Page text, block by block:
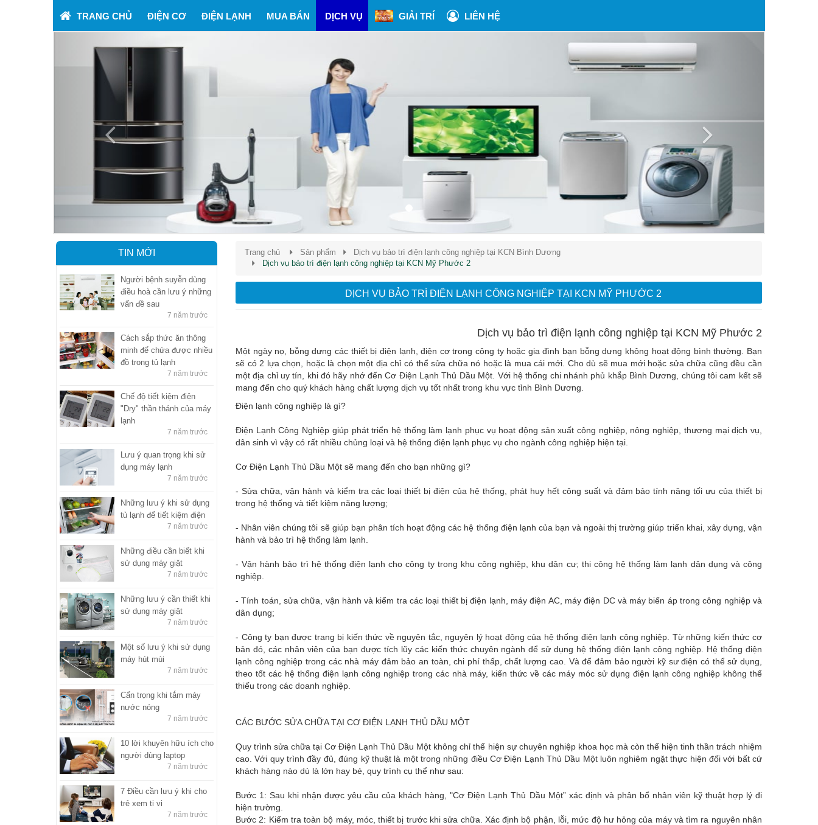
TRANG CHỦ ĐIỆN CƠ ĐIỆN LẠNH MUA BÁN DỊCH VỤ GIẢI TRÍ LIÊN HỆ
Trang chủ Sản phẩm
Dịch vụ bảo trì điện lạnh công nghiệp tại KCN Bình Dương
Dịch vụ bảo trì điện lạnh công nghiệp tại KCN Mỹ Phước 2
DỊCH VỤ BẢO TRÌ ĐIỆN LẠNH CÔNG NGHIỆP TẠI KCN MỸ PHƯỚC 2
Dịch vụ bảo trì điện lạnh công nghiệp tại KCN Mỹ Phước 2
Một ngày nọ, bỗng dưng các thiết bị điện lạnh, điện cơ trong công ty hoặc gia đình bạn bỗng dưng không hoạt động bình thường. Bạn
sẽ có 2 lựa chọn, hoặc là chọn một địa chỉ có thể sửa chữa nó hoặc là mua cái mới. Cho dù sẽ mua mới hoặc sửa chữa cũng đều cần
một địa chỉ uy tín, khi đó hãy nhớ đến Cơ Điện Lạnh Thủ Dầu Một. Với hệ thống chi nhánh phủ khắp Bình Dương, chúng tôi cam kết sẽ
mang đến cho quý khách hàng chất lượng dịch vụ tốt nhất trong khu vực tỉnh Bình Dương.
Điện lạnh công nghiệp là gì?
Điện Lạnh Công Nghiệp giúp phát triển hệ thống làm lạnh phục vụ hoạt động sản xuất công nghiệp, nông nghiệp, thương mại dịch vụ,
dân sinh vì vậy có rất nhiều chủng loại và hệ thống điện lạnh phục vụ cho ngành công nghiệp hiện tại.
Cơ Điện Lạnh Thủ Dầu Một sẽ mang đến cho bạn những gì?
- Sửa chữa, vận hành và kiểm tra các loại thiết bị điện của hệ thống, phát huy hết công suất và đảm bảo tính năng tối ưu của thiết bị
trong hệ thống và tiết kiệm năng lượng;
- Nhân viên chúng tôi sẽ giúp bạn phân tích hoạt động các hệ thống điện lạnh của bạn và ngoài thị trường giúp triển khai, xây dựng, vận
hành và bảo trì hệ thống làm lạnh.
- Vận hành bảo trì hệ thống điện lạnh cho công ty trong khu công nghiệp, khu dân cư; thi công hệ thống làm lạnh dân dụng và công
nghiệp.
- Tính toán, sửa chữa, vận hành và kiểm tra các loại thiết bị điện lạnh, máy điện AC, máy điện DC và máy biến áp trong công nghiệp và
dân dụng;
- Công ty bạn được trang bị kiến thức về nguyên tắc, nguyên lý hoạt động của hệ thống điện lạnh công nghiệp. Từ những kiến thức cơ
bản đó, các nhân viên của bạn được tích lũy các kiến thức chuyên ngành để sử dụng hệ thống điện lạnh công nghiệp. Hệ thống điện
lạnh công nghiệp trong các nhà máy đảm bảo an toàn, chi phí thấp, chất lượng cao. Và để đảm bảo người kỹ sư điện có thể sử dụng,
theo tốt các hệ thống điện lạnh công nghiệp trong các nhà máy, kiến thức về các máy móc sử dụng điện lạnh công nghiệp không thể
thiếu trong các doanh nghiệp.
CÁC BƯỚC SỬA CHỮA TẠI CƠ ĐIỆN LẠNH THỦ DẦU MỘT
Quy trình sửa chữa tại Cơ Điện Lạnh Thủ Dầu Một không chỉ thể hiện sự chuyên nghiệp khoa học mà còn thể hiện tinh thần trách nhiệm
cao. Với quy trình đầy đủ, đúng kỹ thuật là một trong những điều Cơ Điện Lạnh Thủ Dầu Một luôn nghiêm ngặt thực hiện đối với bất cứ
khách hàng nào dù là lớn hay bé, quy trình cụ thể như sau:
Bước 1: Sau khi nhận được yêu cầu của khách hàng, "Cơ Điện Lạnh Thủ Dầu Một” xác định và phân bổ nhân viên kỹ thuật hợp lý đi
hiện trường.
Bước 2: Kiểm tra toàn bộ máy, móc, thiết bị trước khi sửa chữa. Xác định bộ phận, lỗi, mức độ hư hỏng của máy và tìm ra nguyên nhân
TIN MỚI
Người bệnh suyễn dùng
điều hoà cần lưu ý những
vấn đề sau
7 năm trước
Cách sắp thức ăn thông
minh để chứa được nhiều
đồ trong tủ lạnh
7 năm trước
Chế độ tiết kiệm điện
"Dry" thần thánh của máy
lạnh
7 năm trước
Lưu ý quan trọng khi sử
dụng máy lạnh
7 năm trước
Những lưu ý khi sử dụng
tủ lạnh để tiết kiệm điện
7 năm trước
Những điều cần biết khi
sử dụng máy giặt
7 năm trước
Những lưu ý cần thiết khi
sử dụng máy giặt
7 năm trước
Một số lưu ý khi sử dụng
máy hút mùi
7 năm trước
Cẩn trọng khi tắm máy
nước nóng
7 năm trước
10 lời khuyên hữu ích cho
người dùng laptop
7 năm trước
7 Điều cần lưu ý khi cho
trẻ xem ti vi
7 năm trước